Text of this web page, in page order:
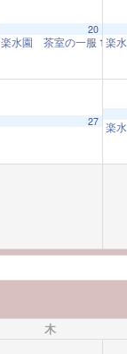
20
楽水園 茶室の一服 10:00
楽
27 楽
木